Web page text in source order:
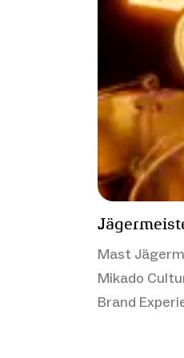
Mast
Mikado
Brand